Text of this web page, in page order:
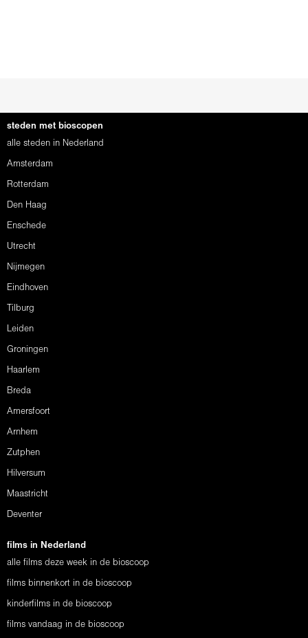
steden met bioscopen
alle steden in Nederland
Amsterdam
Rotterdam
Den Haag
Enschede
Utrecht
Nijmegen
Eindhoven
Tilburg
Leiden
Groningen
Haarlem
Breda
Amersfoort
Arnhem
Zutphen
Hilversum
Maastricht
Deventer
films in Nederland
alle films deze week in de bioscoop
films binnenkort in de bioscoop
kinderfilms in de bioscoop
films vandaag in de bioscoop